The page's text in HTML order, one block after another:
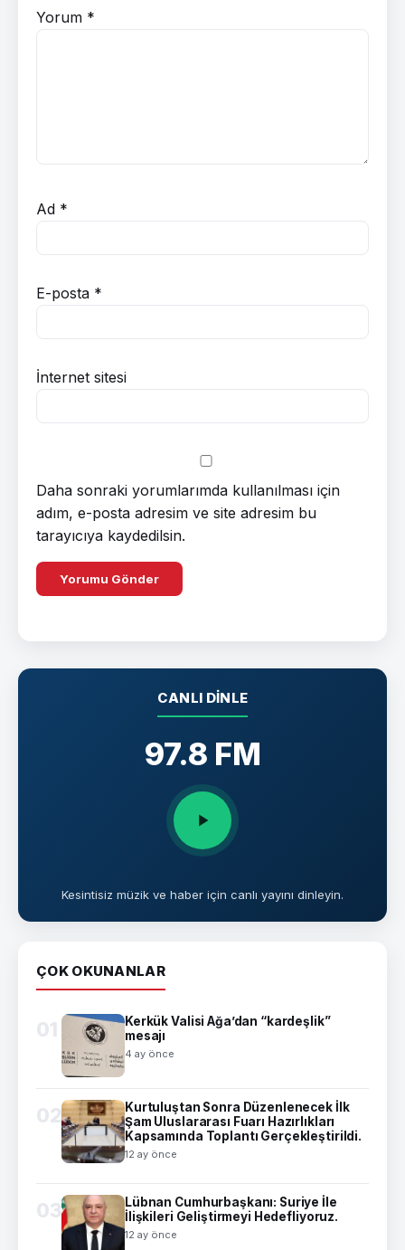
Yorum *
Ad *
E-posta *
İnternet sitesi
Daha sonraki yorumlarımda kullanılması için
adım, e-posta adresim ve site adresim bu
tarayıcıya kaydedilsin.
CANLI DINLE
97.8 FM
Kesintisiz müzik ve haber için canlı yayını dinleyin.
ÇOK OKUNANLAR
01
Kerkük Valisi Ağa’dan “kardeşlik”
mesajı
4 ay önce
02
Kurtuluştan Sonra Düzenlenecek İlk
Şam Uluslararası Fuarı Hazırlıkları
Kapsamında Toplantı Gerçekleştirildi.
12 ay önce
03
Lübnan Cumhurbaşkanı: Suriye İle
İlişkileri Geliştirmeyi Hedefliyoruz.
12 ay önce